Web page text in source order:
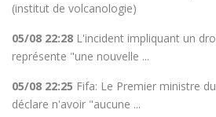
(institut de volcanologie)
05/08 22:28 L'incident impliquant un
représente "une nouvelle ...
05/08 22:25 Fifa: Le Premier ministre
déclare n'avoir "aucune ...